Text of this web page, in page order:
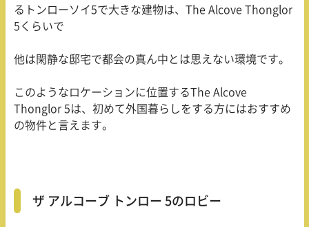
るトンローソイ5で大きな建物は、 The Alcove Thonglor
5 くらいで
他は閑静な邸宅で都会の真ん中とは思えない環境です。
このようなロケーションに位置するThe Alcove
Thonglor 5は、初めて外国暮らしをする方にはおすすめ
の物件と言えます。
ザ アルコーブ トンロー 5のロビー